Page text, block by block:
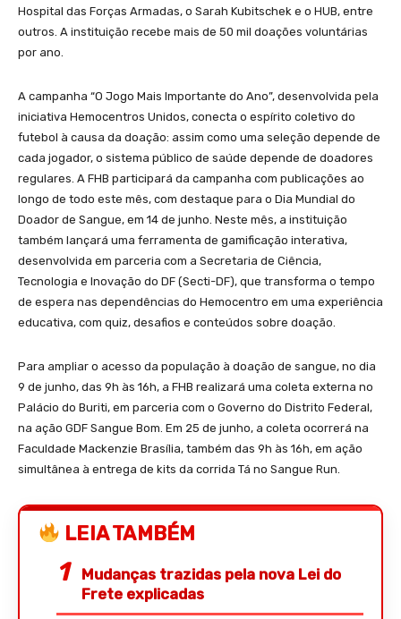
Hospital das Forças Armadas, o Sarah Kubitschek e o HUB, entre
outros. A instituição recebe mais de 50 mil doações voluntárias
por ano.
A campanha “O Jogo Mais Importante do Ano”, desenvolvida pela
iniciativa Hemocentros Unidos, conecta o espírito coletivo do
futebol à causa da doação: assim como uma seleção depende de
cada jogador, o sistema público de saúde depende de doadores
regulares. A FHB participará da campanha com publicações ao
longo de todo este mês, com destaque para o Dia Mundial do
Doador de Sangue, em 14 de junho. Neste mês, a instituição
também lançará uma ferramenta de gamificação interativa,
desenvolvida em parceria com a Secretaria de Ciência,
Tecnologia e Inovação do DF (Secti-DF), que transforma o tempo
de espera nas dependências do Hemocentro em uma experiência
educativa, com quiz, desafios e conteúdos sobre doação.
Para ampliar o acesso da população à doação de sangue, no dia
9 de junho, das 9h às 16h, a FHB realizará uma coleta externa no
Palácio do Buriti, em parceria com o Governo do Distrito Federal,
na ação GDF Sangue Bom. Em 25 de junho, a coleta ocorrerá na
Faculdade Mackenzie Brasília, também das 9h às 16h, em ação
simultânea à entrega de kits da corrida Tá no Sangue Run.
LEIA TAMBÉM
Mudanças trazidas pela nova Lei do
Frete explicadas